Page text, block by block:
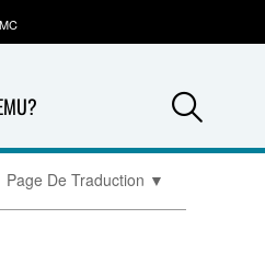
Page De Traduction ▼